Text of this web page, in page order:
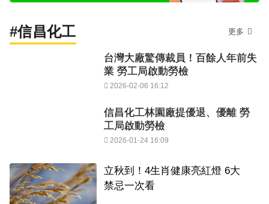
#信昌化工 更多
台灣大廠驚傳裁員！百餘人年前失
業 勞工局啟動勞檢
2026-02-06 16:12
信昌化工林園廠提優退、優離 勞
工局啟動勞檢
2026-01-24 16:09
立秋到！4生肖健康亮紅燈 6大
禁忌一次看